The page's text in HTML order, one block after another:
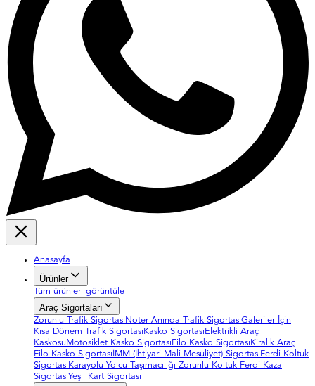
Anasayfa
Ürünler
Tüm ürünleri görüntüle
Araç Sigortaları
Zorunlu Trafik Sigortası Noter Anında Trafik SigortasıGaleriler İçin
Kısa Dönem Trafik Sigortası Kasko Sigortası Elektrikli Araç
Kaskosu Motosiklet Kasko Sigortası Filo Kasko Sigortası Kiralık Araç
Filo Kasko Sigortası İMM (İhtiyari Mali Mesuliyet) Sigortası Ferdi Koltuk
Sigortası Karayolu Yolcu Taşımacılığı Zorunlu Koltuk Ferdi Kaza
SigortasıYeşil Kart Sigortası